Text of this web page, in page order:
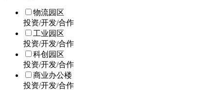
物流园区
投资/开发/合作
工业园区
投资/开发/合作
科创园区
投资/开发/合作
商业办公楼
投资/开发/合作